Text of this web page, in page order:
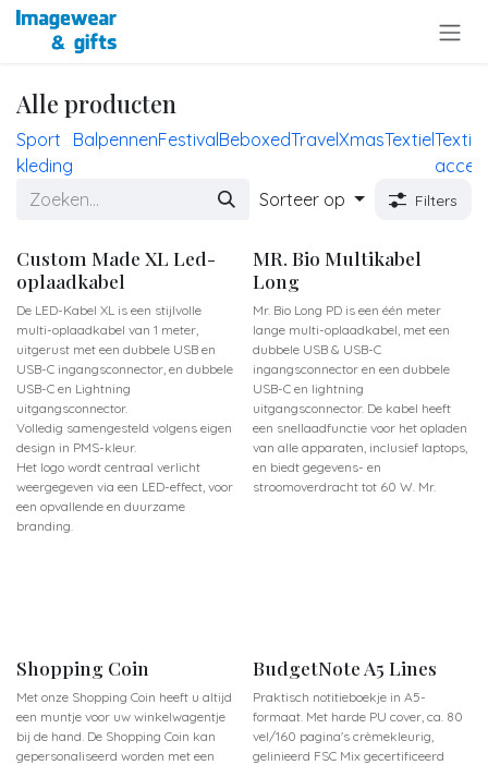
Overslaan naar inhoud
Alle producten
Sport
kleding
BalpennenFestivalBeboxedTravelXmasTextielTextiel
Sorteer op
Filters
Custom Made XL Led-
oplaadkabel
De LED-Kabel XL is een stijlvolle
multi-oplaadkabel van 1 meter,
uitgerust met een dubbele USB en
USB-C ingangsconnector, en dubbele
USB-C en Lightning
uitgangsconnector.
Volledig samengesteld volgens eigen
design in PMS-kleur.
Het logo wordt centraal verlicht
weergegeven via een LED-effect, voor
een opvallende en duurzame
branding.
MR. Bio Multikabel
Long
Mr. Bio Long PD is een één meter
lange multi-oplaadkabel, met een
dubbele USB & USB-C
ingangsconnector en een dubbele
USB-C en lightning
uitgangsconnector. De kabel heeft
een snellaadfunctie voor het opladen
van alle apparaten, inclusief laptops,
en biedt gegevens- en
stroomoverdracht tot 60 W. Mr.
Shopping Coin
Met onze Shopping Coin heeft u altijd
een muntje voor uw winkelwagentje
bij de hand. De Shopping Coin kan
gepersonaliseerd worden met een
BudgetNote A5 Lines
Praktisch notitieboekje in A5-
formaat. Met harde PU cover, ca. 80
vel/160 pagina's crèmekleurig,
gelinieerd FSC Mix gecertificeerd